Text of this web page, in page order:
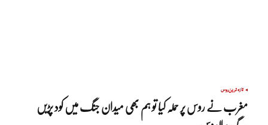
تازہ ترینروس
مغرب نے روس پر حملہ کیا تو ہم بھی میدان جنگ میں کود پڑیں